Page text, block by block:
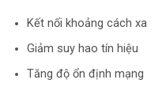
Kết nối khoảng cách xa
Giảm suy hao tín hiệu
Tăng độ ổn định mạng